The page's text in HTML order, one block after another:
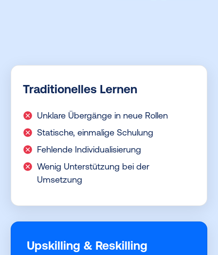
Traditionelles Lernen
Unklare Übergänge in neue Rollen
Statische, einmalige Schulung
Fehlende Individualisierung
Wenig Unterstützung bei der
Umsetzung
Upskilling & Reskilling